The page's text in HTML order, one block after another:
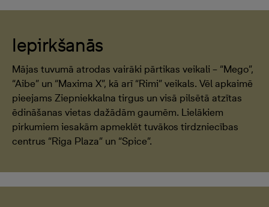
Iepirkšanās
Mājas tuvumā atrodas vairāki pārtikas veikali – “Mego”,
“Aibe” un “Maxima X”, kā arī “Rimi” veikals. Vēl apkaimē
pieejams Ziepniekkalna tirgus un visā pilsētā atzītas
ēdināšanas vietas dažādām gaumēm. Lielākiem
pirkumiem iesakām apmeklēt tuvākos tirdzniecības
centrus “Riga Plaza” un “Spice”.